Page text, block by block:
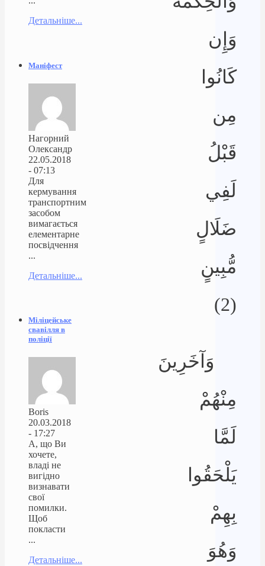
وَإِن
كَانُوا
مِن
قَبْلُ
لَفِي
ضَلَالٍ
مُّبِينٍ
(2)
وَآخَرِينَ
مِنْهُمْ
لَمَّا
يَلْحَقُوا
بِهِمْ
وَهُوَ
Детальніше...
Маніфест
Нагорний
Олександр
22.05.2018
- 07:13
Для
кермування
транспортним
засобом
вимагається
елементарне
посвідчення
...
Детальніше...
Міліцейське
свавілля в
поліції
Boris
20.03.2018
- 17:27
А, що Ви
хочете,
владі не
вигідно
визнавати
свої
помилки.
Щоб
покласти
...
Детальніше...